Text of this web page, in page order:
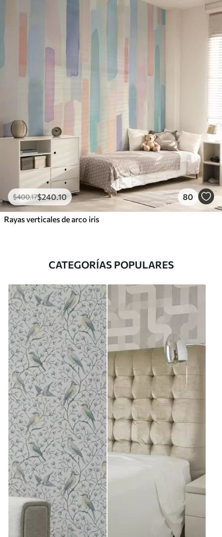
$400.17$240.10 80
Rayas verticales de arco iris
CATEGORÍAS POPULARES